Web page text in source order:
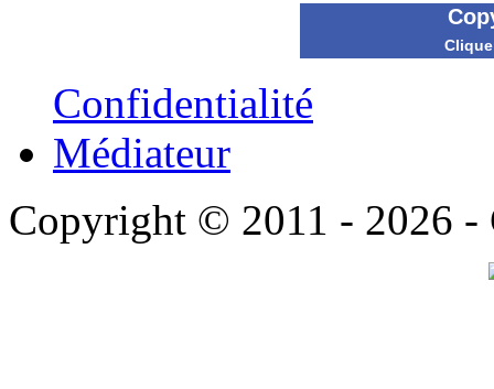
Confidentialité
Médiateur
Copyright © 2011 - 2026 -